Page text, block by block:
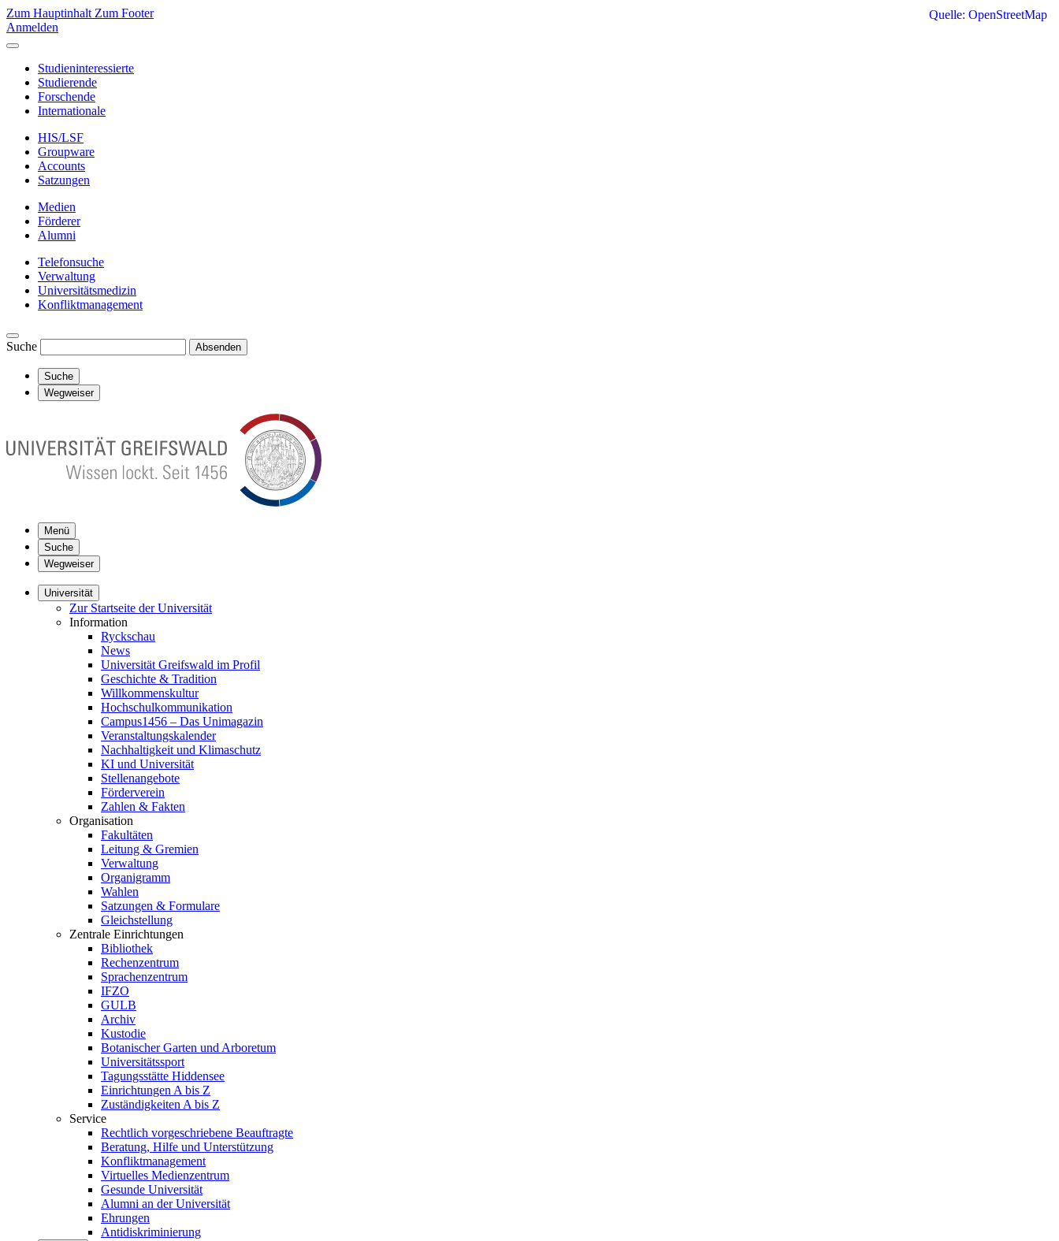
Zum Hauptinhalt Zum Footer
Anmelden
Studieninteressierte
Studierende
Forschende
Internationale
HIS/LSF
Groupware
Accounts
Satzungen
Medien
Förderer
Alumni
Telefonsuche
Verwaltung
Universitätsmedizin
Konfliktmanagement
Suche Absenden
Suche
Wegweiser
Menü
Suche
Wegweiser
Universität
Zur Startseite der Universität
Information
Ryckschau
News
Universität Greifswald im Profil
Geschichte & Tradition
Willkommenskultur
Hochschulkommunikation
Campus1456 – Das Unimagazin
Veranstaltungskalender
Nachhaltigkeit und Klimaschutz
KI und Universität
Stellenangebote
Förderverein
Zahlen & Fakten
Organisation
Fakultäten
Leitung & Gremien
Verwaltung
Organigramm
Wahlen
Satzungen & Formulare
Gleichstellung
Zentrale Einrichtungen
Bibliothek
Rechenzentrum
Sprachenzentrum
IFZO
GULB
Archiv
Kustodie
Botanischer Garten und Arboretum
Universitätssport
Tagungsstätte Hiddensee
Einrichtungen A bis Z
Zuständigkeiten A bis Z
Service
Rechtlich vorgeschriebene Beauftragte
Beratung, Hilfe und Unterstützung
Konfliktmanagement
Virtuelles Medienzentrum
Gesunde Universität
Alumni an der Universität
Ehrungen
Antidiskriminierung
Quelle: OpenStreetMap